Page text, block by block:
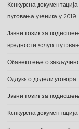
Конкурсна
путовања ученика у 2019.
Јавни позив за
вредности услуга
Обавештење о
Одлука о додели уговора
Јавни позив за
Конкурсна